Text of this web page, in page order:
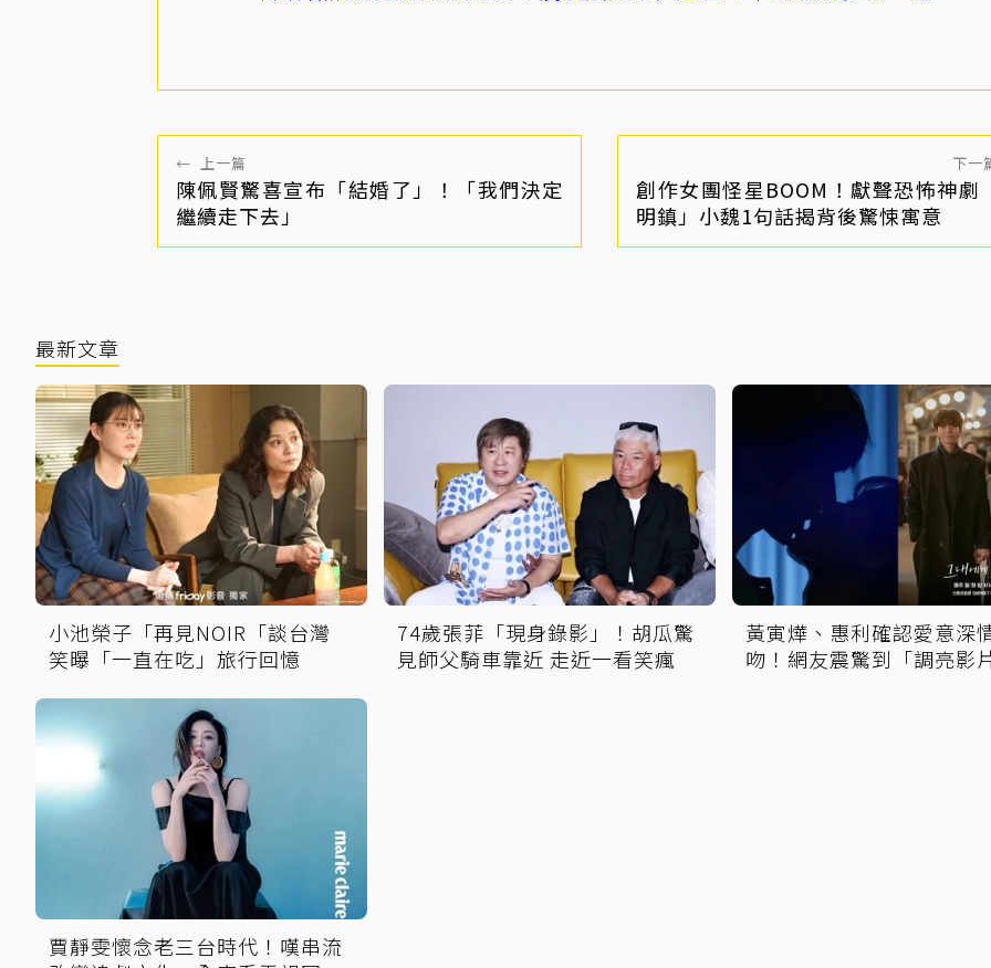
← 上一篇
陳佩賢驚喜宣布「結婚了」！「我們決定
繼續走下去」
下一
創作女團怪星BOOM！獻聲恐怖神劇
明鎮」小魏1句話揭背後驚悚寓意
最新文章
小池榮子「再見NOIR「談台灣
笑曝「一直在吃」旅行回憶
74歲張菲「現身錄影」！胡瓜驚
見師父騎車靠近 走近一看笑瘋
黃寅燁、惠利確認愛意深
吻！網友震驚到「調亮影
賈靜雯懷念老三台時代！嘆串流